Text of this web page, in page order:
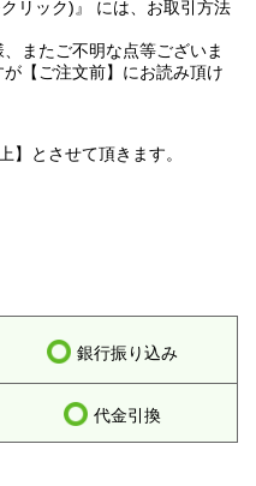
リック)』 には、お取引方法
またご不明な点等ございま
【ご注文前】にお読み頂け
とさせて頂きます。
銀行振り込み
代金引換